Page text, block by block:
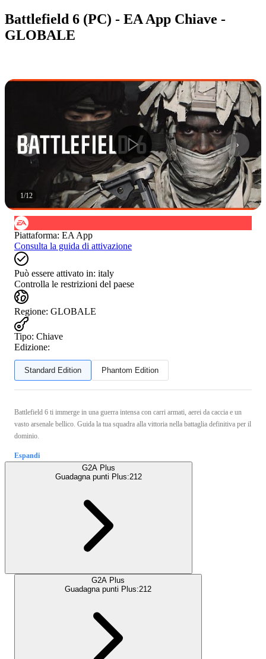
Battlefield 6 (PC) - EA App Chiave -
GLOBALE
1/12
Piattaforma: EA App
Consulta la guida di attivazione
Può essere attivato in: italy
Controlla le restrizioni del paese
Regione: GLOBALE
Tipo: Chiave
Edizione:
Standard Edition Phantom Edition
Battlefield 6 ti immerge in una guerra intensa con carri armati, aerei da caccia e un
vasto arsenale bellico. Guida la tua squadra alla vittoria nella battaglia definitiva per il
dominio.
Espandi
G2A Plus
Guadagna punti Plus:212
G2A Plus
Guadagna punti Plus:212